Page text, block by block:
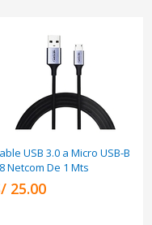
USB 3.0 a Micro USB-B
Netcom De 1 Mts
25.00